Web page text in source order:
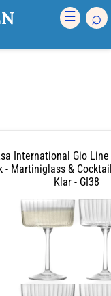
☰ ⌕
International Gio
- Martiniglass &
Klar - GI38